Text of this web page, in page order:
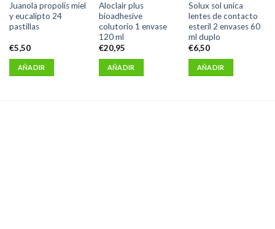
Juanola propolis miel
y eucalipto 24
pastillas
€5,50
AÑADIR
Aloclair plus
bioadhesive
colutorio 1 envase
120 ml
€20,95
AÑADIR
Solux sol unica
lentes de contacto
esteril 2 envases 60
ml duplo
€6,50
AÑADIR